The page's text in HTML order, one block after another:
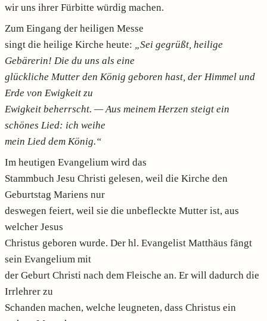
wir uns ihrer Fürbitte würdig machen.
Zum Eingang der heiligen Messe
singt die heilige Kirche heute: „Sei gegrüßt, heilige
Gebärerin! Die du uns als eine
glückliche Mutter den König geboren hast, der Himmel und
Erde von Ewigkeit zu
Ewigkeit beherrscht. — Aus meinem Herzen steigt ein
schönes Lied: ich weihe
mein Lied dem König.“
Im heutigen Evangelium wird das
Stammbuch Jesu Christi gelesen, weil die Kirche den
Geburtstag Mariens nur
deswegen feiert, weil sie die unbefleckte Mutter ist, aus
welcher Jesus
Christus geboren wurde. Der hl. Evangelist Matthäus fängt
sein Evangelium mit
der Geburt Christi nach dem Fleische an. Er will dadurch die
Irrlehrer zu
Schanden machen, welche leugneten, dass Christus ein